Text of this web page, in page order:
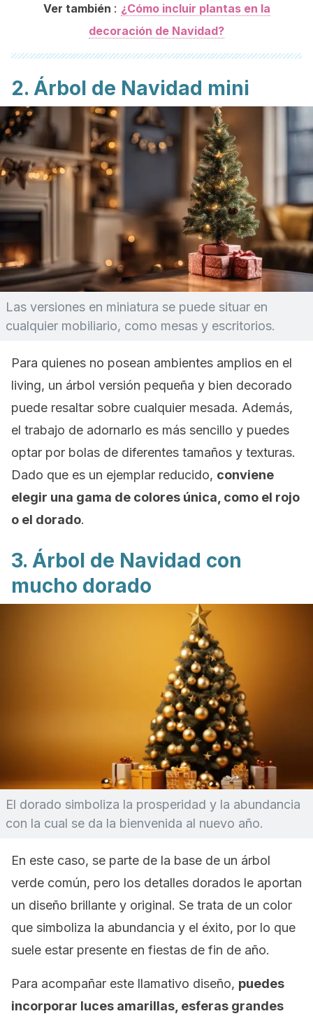
Ver también : ¿Cómo incluir plantas en la
decoración de Navidad?
2. Árbol de Navidad mini
Las versiones en miniatura se puede situar en
cualquier mobiliario, como mesas y escritorios.
Para quienes no posean ambientes amplios en el
living, un árbol versión pequeña y bien decorado
puede resaltar sobre cualquier mesada. Además,
el trabajo de adornarlo es más sencillo y puedes
optar por bolas de diferentes tamaños y texturas.
Dado que es un ejemplar reducido, conviene
elegir una gama de colores única, como el rojo
o el dorado.
3. Árbol de Navidad con
mucho dorado
El dorado simboliza la prosperidad y la abundancia
con la cual se da la bienvenida al nuevo año.
En este caso, se parte de la base de un árbol
verde común, pero los detalles dorados le aportan
un diseño brillante y original. Se trata de un color
que simboliza la abundancia y el éxito, por lo que
suele estar presente en fiestas de fin de año.
Para acompañar este llamativo diseño, puedes
incorporar luces amarillas, esferas grandes